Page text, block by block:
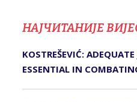
НАЈЧИТАНИЈЕ
KOSTREŠEVIĆ:
ESSENTIAL IN